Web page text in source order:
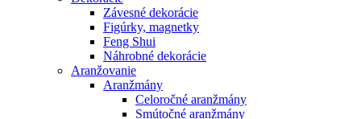
Závesné dekorácie
Figúrky, magnetky
Feng Shui
Náhrobné dekorácie
Aranžovanie
Aranžmány
Celoročné aranžmány
Smútočné aranžmány